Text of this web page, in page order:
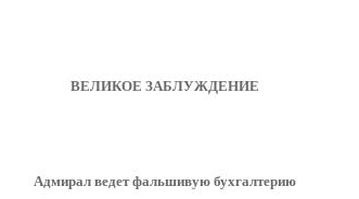
ВЕЛИКОЕ ЗАБЛУЖДЕНИЕ
Адмирал ведет фальшивую бухгалтерию